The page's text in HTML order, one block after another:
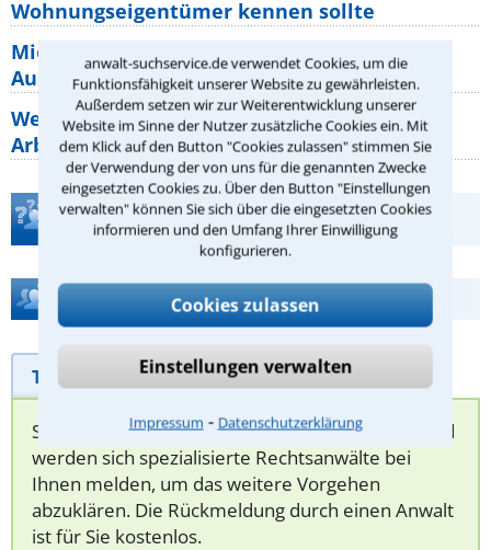
anwalt-suchservice.de verwendet Cookies, um die
Funktionsfähigkeit unserer Website zu gewährleisten.
Außerdem setzen wir zur Weiterentwicklung unserer
Website im Sinne der Nutzer zusätzliche Cookies ein. Mit
dem Klick auf den Button "Cookies zulassen" stimmen Sie
der Verwendung der von uns für die genannten Zwecke
eingesetzten Cookies zu. Über den Button "Einstellungen
verwalten" können Sie sich über die eingesetzten Cookies
informieren und den Umfang Ihrer Einwilligung
konfigurieren.
Cookies zulassen
Einstellungen verwalten
Impressum ⁃ Datenschutzerklärung
Wohnungseigentümer kennen sollte
Mietpreisbremse 2026: Alle Regeln,
Ausnahmen und Rechte für Mieter
Welche Regeln für Teilnahme, Urlaub,
Arbeitszeit gelten beim
Teste Dein Rechtswissen
Hilfe bei Ihrer Anwaltsuche?
Telefonhilfe Beratungsanfrage
Sie können hier Ihren Fall schildern. Anschließend
werden sich spezialisierte Rechtsanwälte bei
Ihnen melden, um das weitere Vorgehen
abzuklären. Die Rückmeldung durch einen Anwalt
ist für Sie kostenlos.